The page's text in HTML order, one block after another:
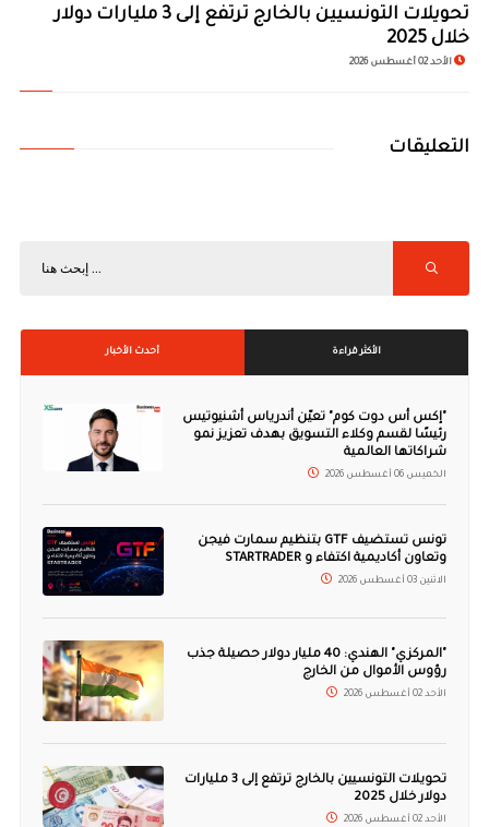
تحويلات التونسيين بالخارج ترتفع إلى 3 مليارات دولار
خلال 2025
الأحد 02 أغسطس 2026
التعليقات
الأكثر قراءة أحدث الأخبار
"إكس أس دوت كوم" تعيّن أندرياس أشنيوتيس
رئيسًا لقسم وكلاء التسويق بهدف تعزيز نمو
شراكاتها العالمية
الخميس 06 أغسطس 2026
تونس تستضيف GTF بتنظيم سمارت فيجن
وتعاون أكاديمية اكتفاء و STARTRADER
الاثنين 03 أغسطس 2026
"المركزي" الهندي: 40 مليار دولار حصيلة جذب
رؤوس الأموال من الخارج
الأحد 02 أغسطس 2026
تحويلات التونسيين بالخارج ترتفع إلى 3 مليارات
دولار خلال 2025
الأحد 02 أغسطس 2026